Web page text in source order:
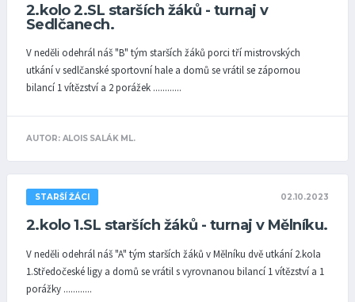
2.kolo 2.SL starších žáků - turnaj v
Sedlčanech.
V neděli odehrál náš "B" tým starších žáků porci tří mistrovských
utkání v sedlčanské sportovní hale a domů se vrátil se zápornou
bilancí 1 vítězství a 2 porážek ............
AUTOR: ALOIS SALÁK ML.
STARŠÍ ŽÁCI 02.10.2023
2.kolo 1.SL starších žáků - turnaj v Mělníku.
V neděli odehrál náš "A" tým starších žáků v Mělníku dvě utkání 2.kola
1.Středočeské ligy a domů se vrátil s vyrovnanou bilancí 1 vítězství a 1
porážky ............